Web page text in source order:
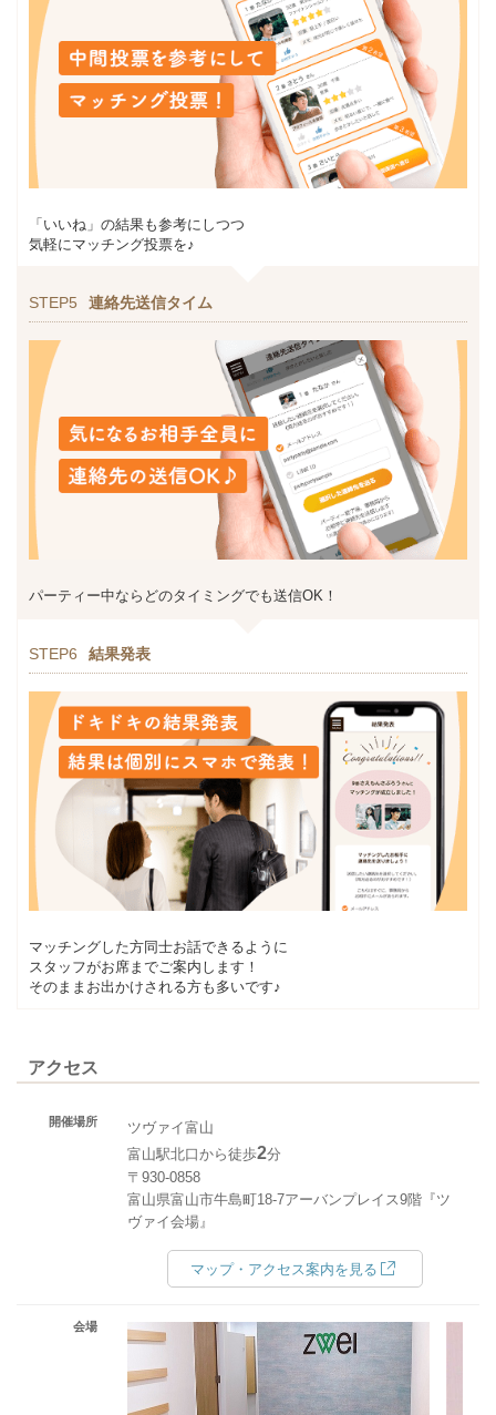
「いいね」の結果も参考にしつつ
気軽にマッチング投票を♪
STEP5 連絡先送信タイム
パーティー中ならどのタイミングでも送信OK！
STEP6 結果発表
マッチングした方同士お話できるように
スタッフがお席までご案内します！
そのままお出かけされる方も多いです♪
アクセス
開催場所
ツヴァイ富山
富山駅北口から徒歩2分
〒930-0858
富山県富山市牛島町18-7アーバンプレイス9階『ツ
ヴァイ会場』
マップ・アクセス案内を見る
会場